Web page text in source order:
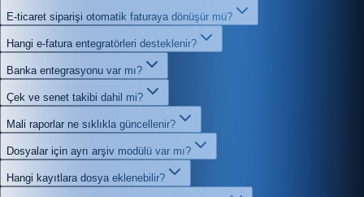
E-ticaret siparişi otomatik faturaya dönüşür mü?
Hangi e-fatura entegratörleri desteklenir?
Banka entegrasyonu var mı?
Çek ve senet takibi dahil mi?
Mali raporlar ne sıklıkla güncellenir?
Dosyalar için ayrı arşiv modülü var mı?
Hangi kayıtlara dosya eklenebilir?